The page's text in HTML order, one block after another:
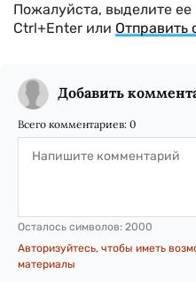
Пожалуйста, выделите
Ctrl+Enter или Отправить
Добавить
Всего комментариев: 0
Осталось символов: 2000
Авторизуйтесь, чтобы иметь
материалы